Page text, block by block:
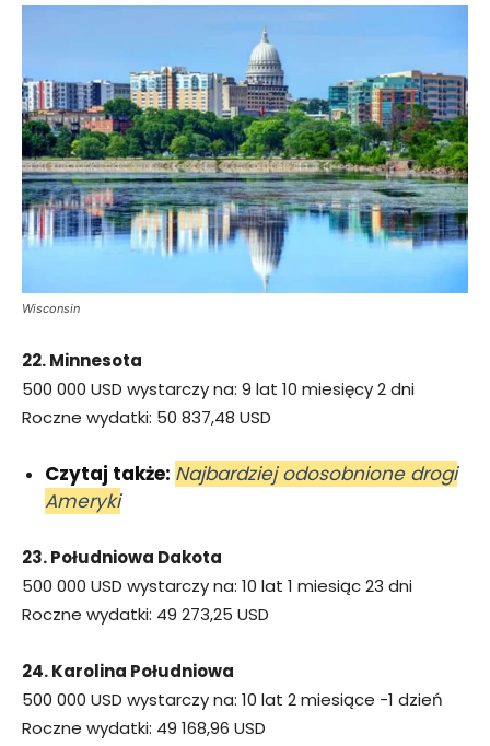
Wisconsin
22. Minnesota
500 000 USD wystarczy na: 9 lat 10 miesięcy 2 dni
Roczne wydatki: 50 837,48 USD
Czytaj także: Najbardziej odosobnione drogi
Ameryki
23. Południowa Dakota
500 000 USD wystarczy na: 10 lat 1 miesiąc 23 dni
Roczne wydatki: 49 273,25 USD
24. Karolina Południowa
500 000 USD wystarczy na: 10 lat 2 miesiące -1 dzień
Roczne wydatki: 49 168,96 USD